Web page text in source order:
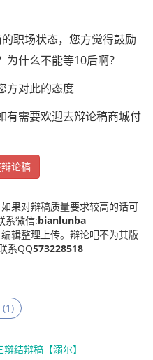
职场状态，您方觉得鼓励
什么不能等10后啊？
对此的态度
需要欢迎去辩论稿商城付
论稿
果对辩稿质量要求较高的话可
系微信:bianlunba
辑整理上传。辩论吧不为其版
系QQ573228518
(1)
结辩稿【溺尔】